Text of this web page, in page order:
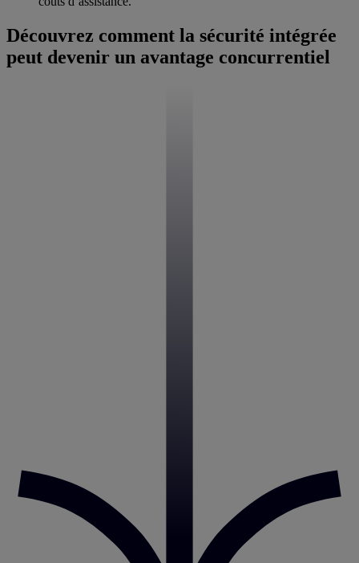
Découvrez comment la sécurité intégrée
peut devenir un avantage concurrentiel